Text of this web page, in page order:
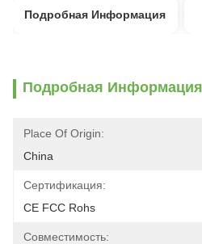
Подробная Информация
Подробная Информация
Place Of Origin:
China
Сертификация:
CE FCC Rohs
Совместимость: